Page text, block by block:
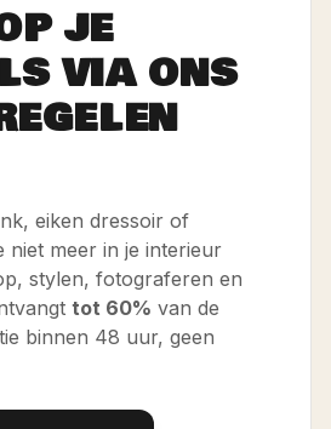
JE
VIA ONS
eiken dressoir of
niet meer in je interieur
stylen, fotograferen en
tot 60% van de
binnen 48 uur, geen